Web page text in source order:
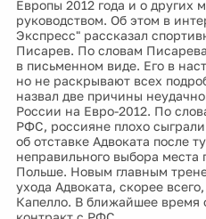
Европы 2012 года и о других
руководством. Об этом в
Экспресс" рассказал
Писарев. По словам
в письменном виде. Его в
но не раскрывают всех
назвал две причины
России на Евро-2012. По
РФС, россияне плохо
об отставке Адвоката после
неправильного выбора
Польше. Новым главным
ухода Адвоката, скорее
Капелло. В ближайшее время